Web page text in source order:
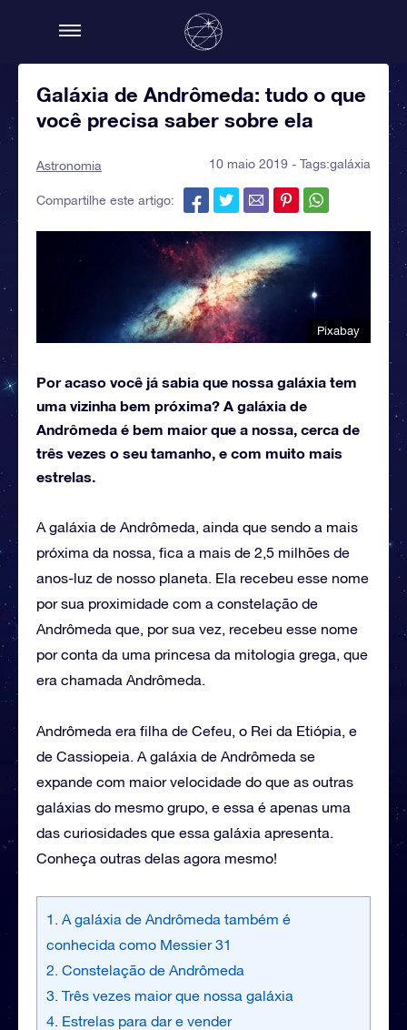
Galáxia de Andrômeda: tudo o que
você precisa saber sobre ela
Astronomia 10 maio 2019 - Tags:galáxia
Compartilhe este artigo:
Pixabay
Por acaso você já sabia que nossa galáxia tem
uma vizinha bem próxima? A galáxia de
Andrômeda é bem maior que a nossa, cerca de
três vezes o seu tamanho, e com muito mais
estrelas.
A galáxia de Andrômeda, ainda que sendo a mais
próxima da nossa, fica a mais de 2,5 milhões de
anos-luz de nosso planeta. Ela recebeu esse nome
por sua proximidade com a constelação de
Andrômeda que, por sua vez, recebeu esse nome
por conta da uma princesa da mitologia grega, que
era chamada Andrômeda.
Andrômeda era filha de Cefeu, o Rei da Etiópia, e
de Cassiopeia. A galáxia de Andrômeda se
expande com maior velocidade do que as outras
galáxias do mesmo grupo, e essa é apenas uma
das curiosidades que essa galáxia apresenta.
Conheça outras delas agora mesmo!
1. A galáxia de Andrômeda também é
conhecida como Messier 31
2. Constelação de Andrômeda
3. Três vezes maior que nossa galáxia
4. Estrelas para dar e vender